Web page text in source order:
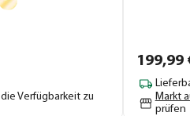
die Verfügbarkeit zu
199,99
Markt
prüfen